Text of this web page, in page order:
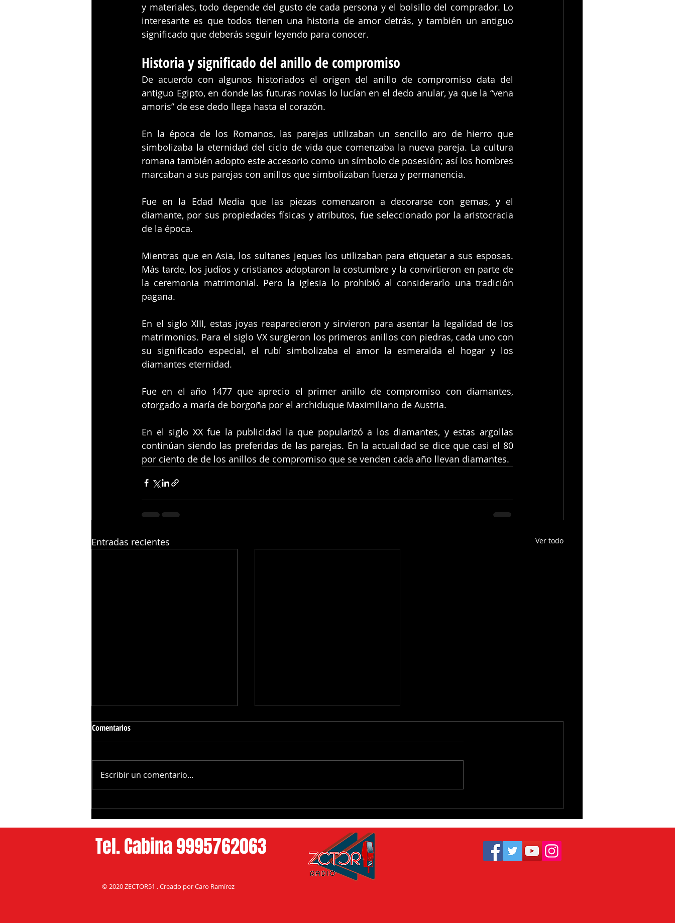
y materiales, todo depende del gusto de cada persona y el bolsillo del comprador. Lo
interesante es que todos tienen una historia de amor detrás, y también un antiguo
significado que deberás seguir leyendo para conocer.
Historia y significado del anillo de compromiso
De acuerdo con algunos historiados el origen del anillo de compromiso data del
antiguo Egipto, en donde las futuras novias lo lucían en el dedo anular, ya que la “vena
amoris” de ese dedo llega hasta el corazón.
En la época de los Romanos, las parejas utilizaban un sencillo aro de hierro que
simbolizaba la eternidad del ciclo de vida que comenzaba la nueva pareja. La cultura
romana también adopto este accesorio como un símbolo de posesión; así los hombres
marcaban a sus parejas con anillos que simbolizaban fuerza y permanencia.
Fue en la Edad Media que las piezas comenzaron a decorarse con gemas, y el
diamante, por sus propiedades físicas y atributos, fue seleccionado por la aristocracia
de la época.
Mientras que en Asia, los sultanes jeques los utilizaban para etiquetar a sus esposas.
Más tarde, los judíos y cristianos adoptaron la costumbre y la convirtieron en parte de
la ceremonia matrimonial. Pero la iglesia lo prohibió al considerarlo una tradición
pagana.
En el siglo XIII, estas joyas reaparecieron y sirvieron para asentar la legalidad de los
matrimonios. Para el siglo VX surgieron los primeros anillos con piedras, cada uno con
su significado especial, el rubí simbolizaba el amor la esmeralda el hogar y los
diamantes eternidad.
Fue en el año 1477 que aprecio el primer anillo de compromiso con diamantes,
otorgado a maría de borgoña por el archiduque Maximiliano de Austria.
En el siglo XX fue la publicidad la que popularizó a los diamantes, y estas argollas
continúan siendo las preferidas de las parejas. En la actualidad se dice que casi el 80
por ciento de de los anillos de compromiso que se venden cada año llevan diamantes.
Entradas recientes Ver todo
Ofrecerán Traslados Gratuitos a
Pacientes del CREE
Agenda en Favor de los Pueblos
Mayas
Comentarios
Escribir un comentario...
© 2020 ZECTOR51 . Creado por Caro Ramírez
Tel. Cabina 9995762063